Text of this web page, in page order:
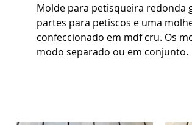
Molde para petisqueira redonda
partes para petiscos e uma
confeccionado em mdf cru. Os
modo separado ou em conjunto.